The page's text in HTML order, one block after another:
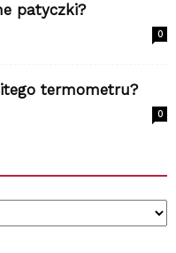
patyczki?
0
termometru?
0